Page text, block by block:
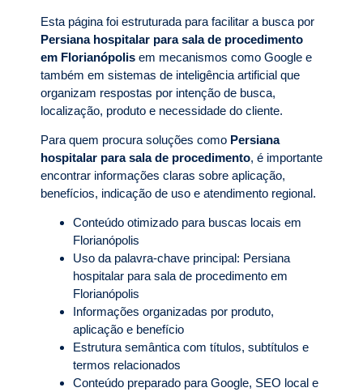
Esta página foi estruturada para facilitar a busca por
Persiana hospitalar para sala de procedimento
em Florianópolis em mecanismos como Google e
também em sistemas de inteligência artificial que
organizam respostas por intenção de busca,
localização, produto e necessidade do cliente.
Para quem procura soluções como Persiana
hospitalar para sala de procedimento, é importante
encontrar informações claras sobre aplicação,
benefícios, indicação de uso e atendimento regional.
Conteúdo otimizado para buscas locais em
Florianópolis
Uso da palavra-chave principal: Persiana
hospitalar para sala de procedimento em
Florianópolis
Informações organizadas por produto,
aplicação e benefício
Estrutura semântica com títulos, subtítulos e
termos relacionados
Conteúdo preparado para Google, SEO local e